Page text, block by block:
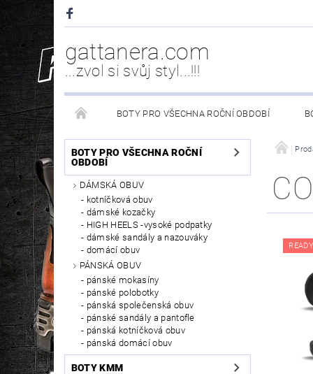
gattanera.com
...zvol si svůj styl...!!!
BOTY PRO VŠECHNA ROČNÍ OBDOBÍ
NEW ROCK DOPLŇKY/NÁHRADNÍ DÍLY
PÉČE O OBUV
BOTY PRO VŠECHNA ROČNÍ
OBDOBÍ
DÁMSKÁ OBUV
kotníčková obuv
dámské kozačky
HIGH HEELS -vysoké podpatky
dámské sandály a nazouváky
domácí obuv
PÁNSKÁ OBUV
pánské mokasíny
pánské polobotky
pánská společenská obuv
pánské sandály a pantofle
pánská kotníčková obuv
pánská domácí obuv
BOTY KMM